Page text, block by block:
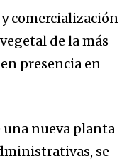
comercialización
de la más
presencia en
una nueva planta
se